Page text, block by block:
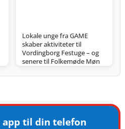
Lokale unge fra GAME
skaber aktiviteter til
Vordingborg Festuge – og
senere til Folkemøde Møn
app til din telefon